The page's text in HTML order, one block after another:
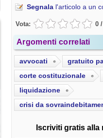
Segnala l'articolo a un
Vota: 0 /
Argomenti correlati
avvocati
gratuito
corte costituzionale
liquidazione
crisi da
Iscriviti gratis alla